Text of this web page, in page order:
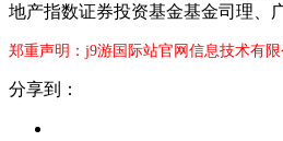
地产指数证券投资基金基金司理、
郑重声明：j9游国际站官网信息技术有
分享到：